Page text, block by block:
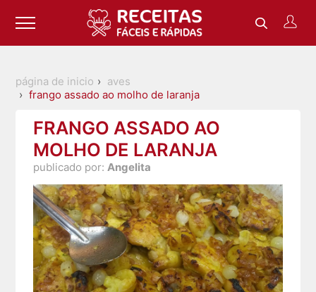
página de inicio
aves
frango assado ao molho de laranja
FRANGO ASSADO AO
MOLHO DE LARANJA
publicado por:Angelita